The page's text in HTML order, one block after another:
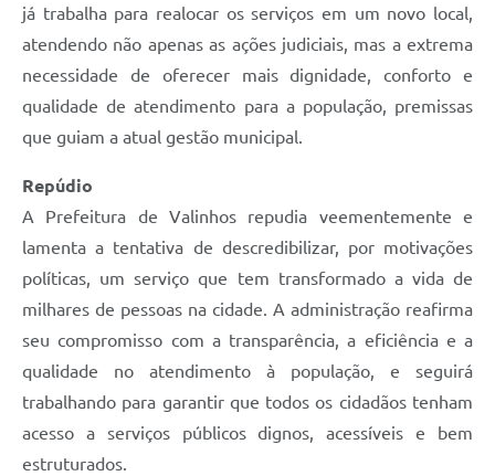
já trabalha para realocar os serviços em um novo local,
atendendo não apenas as ações judiciais, mas a extrema
necessidade de oferecer mais dignidade, conforto e
qualidade de atendimento para a população, premissas
que guiam a atual gestão municipal.
Repúdio
A Prefeitura de Valinhos repudia veementemente e
lamenta a tentativa de descredibilizar, por motivações
políticas, um serviço que tem transformado a vida de
milhares de pessoas na cidade. A administração reafirma
seu compromisso com a transparência, a eficiência e a
qualidade no atendimento à população, e seguirá
trabalhando para garantir que todos os cidadãos tenham
acesso a serviços públicos dignos, acessíveis e bem
estruturados.